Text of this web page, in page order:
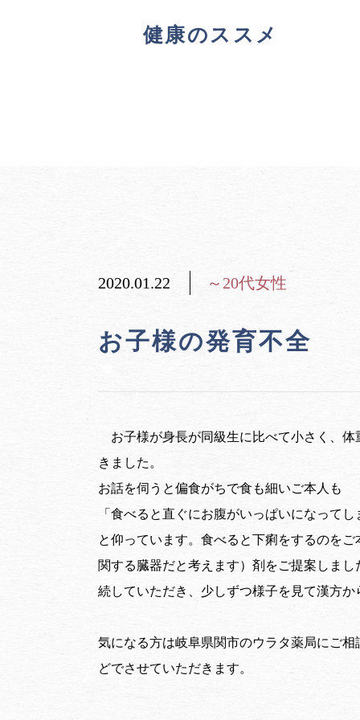
健康のススメ
2020.01.22 ～20代女性
お子様の発育不全
お子様が身長が同級生に比べて小さく、
きました。
お話を伺うと偏食がちで食も細いご本人も
「食べると直ぐにお腹がいっぱいになってし
と仰っています。食べると下痢をするのを
関する臓器だと考えます）剤をご提案しま
続していただき、少しずつ様子を見て漢方
気になる方は岐阜県関市のウラタ薬局にご
どでさせていただきます。